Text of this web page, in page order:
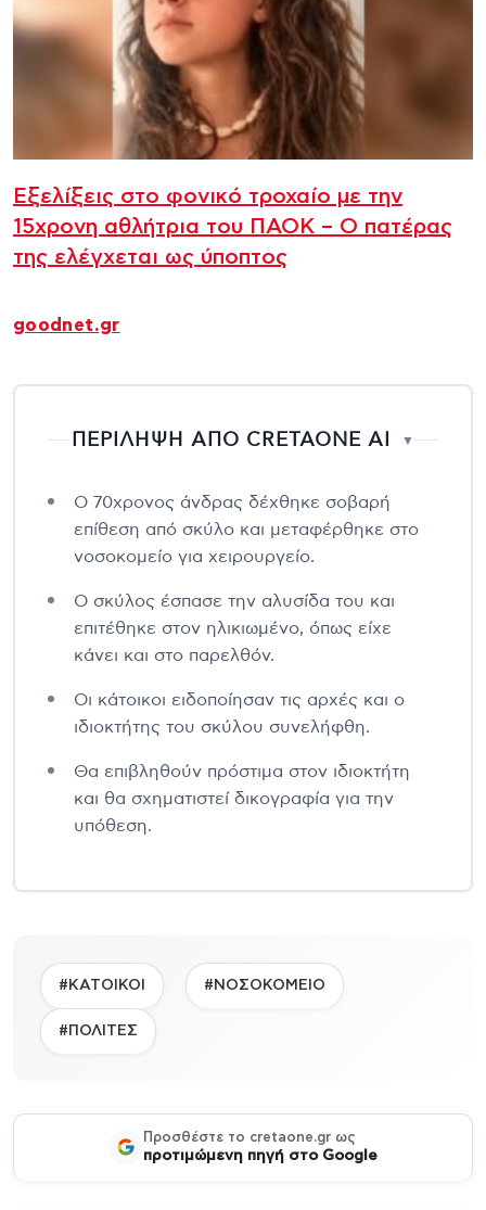
Εξελίξεις στο φονικό τροχαίο με την
15χρονη αθλήτρια του ΠΑΟΚ – Ο πατέρας
της ελέγχεται ως ύποπτος
goodnet.gr
ΠΕΡΙΛΗΨΗ ΑΠΟ CRETAONE AI ▼
Ο 70χρονος άνδρας δέχθηκε σοβαρή
επίθεση από σκύλο και μεταφέρθηκε στο
νοσοκομείο για χειρουργείο.
Ο σκύλος έσπασε την αλυσίδα του και
επιτέθηκε στον ηλικιωμένο, όπως είχε
κάνει και στο παρελθόν.
Οι κάτοικοι ειδοποίησαν τις αρχές και ο
ιδιοκτήτης του σκύλου συνελήφθη.
Θα επιβληθούν πρόστιμα στον ιδιοκτήτη
και θα σχηματιστεί δικογραφία για την
υπόθεση.
#ΚΑΤΟΙΚΟΙ #ΝΟΣΟΚΟΜΕΙΟ
#ΠΟΛΙΤΕΣ
Προσθέστε το cretaone.gr ως
προτιμώμενη πηγή στο Google